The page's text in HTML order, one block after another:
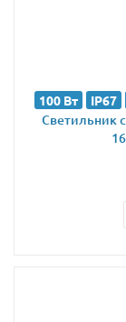
100 Вт IP67
Светильник